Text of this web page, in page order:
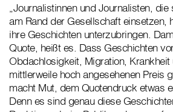
„Journalistinnen und Journalisten,
am Rand der Gesellschaft einsetzen,
ihre Geschichten unterzubringen.
Quote, heißt es. Dass Geschichten
Obdachlosigkeit, Migration,
mittlerweile hoch angesehenen Preis
macht Mut, dem Quotendruck etwas
Denn es sind genau diese